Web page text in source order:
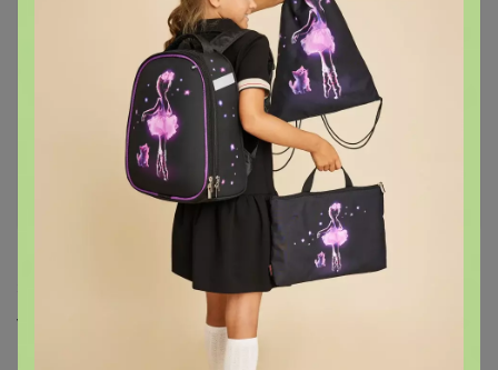
15
VEGA, ВЕГА- АКЦИЯ!!! МИКС БОКСЫ футболок,
лонгсливов за 400 руб и 500 руб за 5 шт